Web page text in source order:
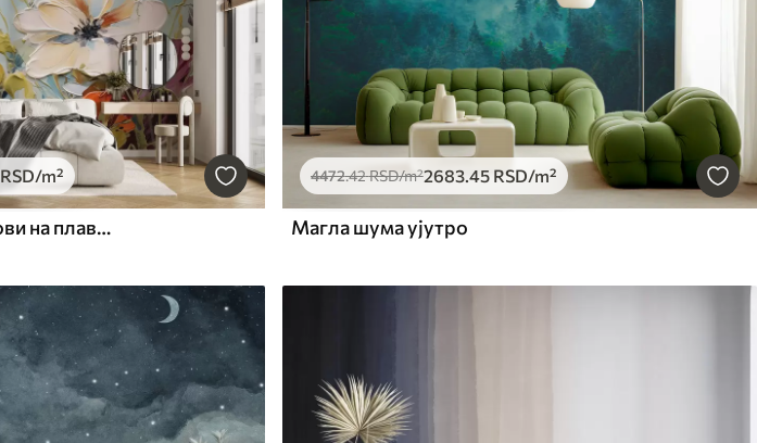
RSD/m²
Апстрактни бели макови на плавој позадини, имитација потеза боје
4472.42RSD/m²2683.45 RSD/m²
Магла шума ујутро